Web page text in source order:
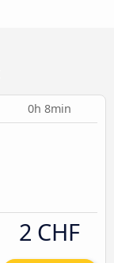
0h 8min
2 CHF